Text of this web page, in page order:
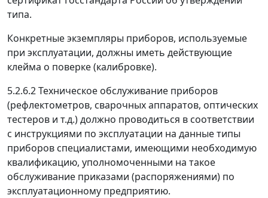
типа.
Конкретные экземпляры приборов, используемые
при эксплуатации, должны иметь действующие
клейма о поверке (калибровке).
5.2.6.2 Техническое обслуживание приборов
(рефлектометров, сварочных аппаратов, оптических
тестеров и т.д.) должно проводиться в соответствии
с инструкциями по эксплуатации на данные типы
приборов специалистами, имеющими необходимую
квалификацию, уполномоченными на такое
обслуживание приказами (распоряжениями) по
эксплуатационному предприятию.